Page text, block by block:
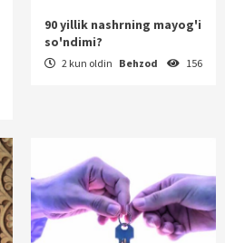
90 yillik nashrning mayog'i
so'ndimi?
2 kun oldin Behzod 156